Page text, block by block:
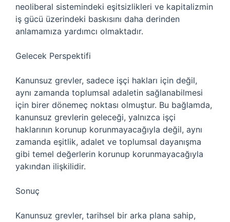
neoliberal sistemindeki eşitsizlikleri ve kapitalizmin
iş gücü üzerindeki baskısını daha derinden
anlamamıza yardımcı olmaktadır.
Gelecek Perspektifi
Kanunsuz grevler, sadece işçi hakları için değil,
aynı zamanda toplumsal adaletin sağlanabilmesi
için birer dönemeç noktası olmuştur. Bu bağlamda,
kanunsuz grevlerin geleceği, yalnızca işçi
haklarının korunup korunmayacağıyla değil, aynı
zamanda eşitlik, adalet ve toplumsal dayanışma
gibi temel değerlerin korunup korunmayacağıyla
yakından ilişkilidir.
Sonuç
Kanunsuz grevler, tarihsel bir arka plana sahip,